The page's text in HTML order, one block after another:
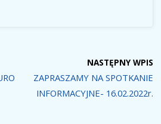
NASTĘPNY WPIS
ZAPRASZAMY NA SPOTKANIE
INFORMACYJNE- 16.02.2022r.